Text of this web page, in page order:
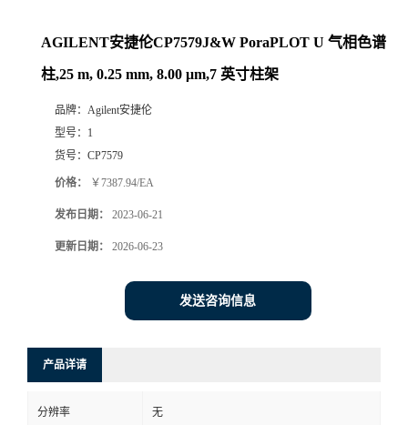
AGILENT安捷伦CP7579J&W PoraPLOT U 气相色谱
柱,25 m, 0.25 mm, 8.00 μm,7 英寸柱架
品牌： Agilent安捷伦
型号： 1
货号： CP7579
价格： ￥7387.94/EA
发布日期： 2023-06-21
更新日期： 2026-06-23
发送咨询信息
产品详请
分辨率 无